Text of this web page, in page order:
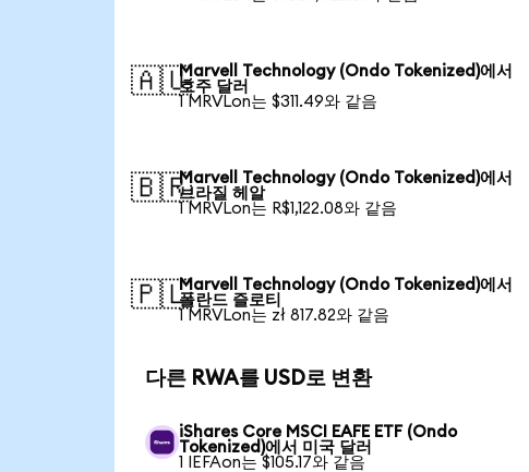
🇦🇺Marvell Technology (Ondo Tokenized)에서
호주 달러
1 MRVLon는 $311.49와 같음
🇧🇷Marvell Technology (Ondo Tokenized)에서
브라질 헤알
1 MRVLon는 R$1,122.08와 같음
🇵🇱Marvell Technology (Ondo Tokenized)에서
폴란드 즐로티
1 MRVLon는 zł 817.82와 같음
다른 RWA를 USD로 변환
iShares Core MSCI EAFE ETF (Ondo
Tokenized)에서 미국 달러
1 IEFAon는 $105.17와 같음